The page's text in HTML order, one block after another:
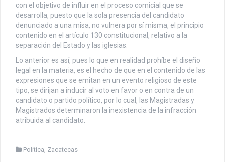
con el objetivo de influir en el proceso comicial que se
desarrolla, puesto que la sola presencia del candidato
denunciado a una misa, no vulnera por sí misma, el principio
contenido en el artículo 130 constitucional, relativo a la
separación del Estado y las iglesias.
Lo anterior es así, pues lo que en realidad prohíbe el diseño
legal en la materia, es el hecho de que en el contenido de las
expresiones que se emitan en un evento religioso de este
tipo, se dirijan a inducir al voto en favor o en contra de un
candidato o partido político, por lo cual, las Magistradas y
Magistrados determinaron la inexistencia de la infracción
atribuida al candidato.
Política Zacatecas